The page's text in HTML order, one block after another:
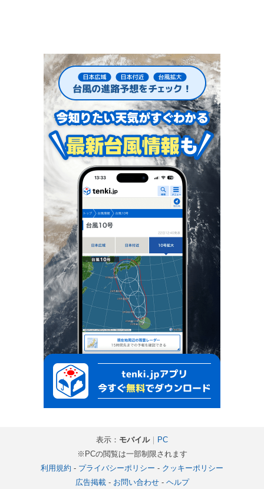
表示： モバイル｜ PC
※PCの閲覧は一部制限されます
利用規約 - プライバシーポリシー - クッキーポリシー
広告掲載- お問い合わせ- ヘルプ